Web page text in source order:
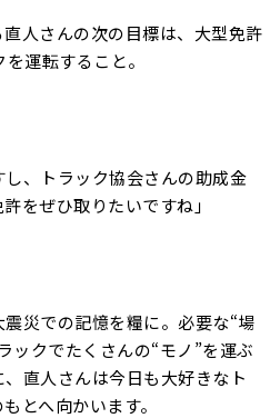
人さんの次の目標は、大型免許
運転すること。
し、トラック協会さんの助成金
をぜひ取りたいですね」
災での記憶を糧に。必要な“場
ックでたくさんの“モノ”を運ぶ
直人さんは今日も大好きなト
とへ向かいます。